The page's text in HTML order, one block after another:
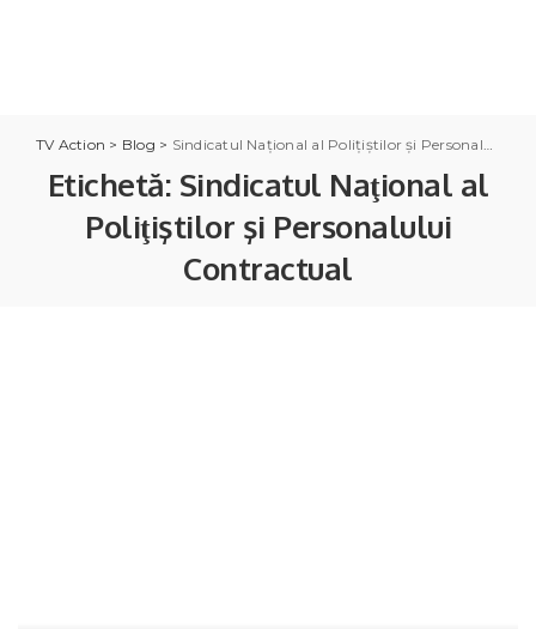
TV Action > Blog > Sindicatul Naţional al Poliţiştilor şi Personalului Contractual
Etichetă: Sindicatul Naţional al
Poliţiştilor şi Personalului
Contractual